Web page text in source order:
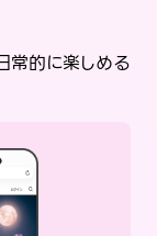
常的に楽しめる